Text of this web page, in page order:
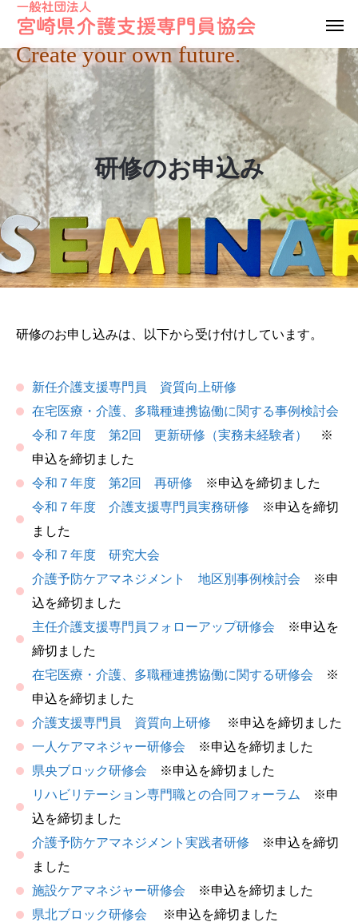
Create your own future.
研修のお申込み
研修のお申し込みは、以下から受け付けしています。
新任介護支援専門員 資質向上研修
在宅医療・介護、多職種連携協働に関する事例検討会
令和７年度 第2回 更新研修（実務未経験者）
※
申込を締切ました
令和７年度 第2回 再研修 ※申込を締切ました
令和７年度 介護支援専門員実務研修 ※申込を締切
ました
令和７年度 研究大会
介護予防ケアマネジメント 地区別事例検討会 ※申
込を締切ました
主任介護支援専門員フォローアップ研修会 ※申込を
締切ました
在宅医療・介護、多職種連携協働に関する研修会 ※
申込を締切ました
介護支援専門員 資質向上研修
※申込を締切ました
一人ケアマネジャー研修会 ※申込を締切ました
県央ブロック研修会 ※申込を締切ました
リハビリテーション専門職との合同フォーラム
※申
込を締切ました
介護予防ケアマネジメント実践者研修 ※申込を締切
ました
施設ケアマネジャー研修会 ※申込を締切ました
県北ブロック研修会 ※申込を締切ました